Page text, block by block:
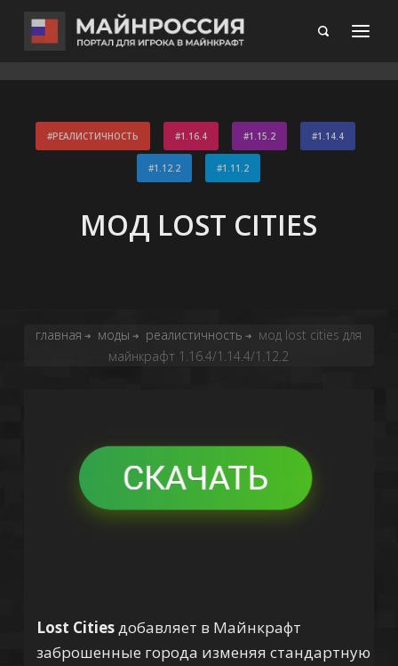
РЕАЛИСТИЧНОСТЬ 1.16.4 1.15.2 1.14.4
1.12.2 1.11.2
МОД LOST CITIES
главная ➔ моды ➔ реалистичность ➔
мод lost cities для
майнкрафт 1.16.4/1.14.4/1.12.2
Lost Citiesдобавляет в Майнкрафт
заброшенные города изменяя стандартную